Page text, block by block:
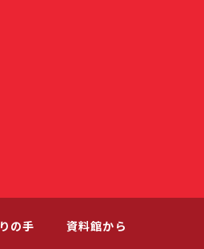
の手 資料館から